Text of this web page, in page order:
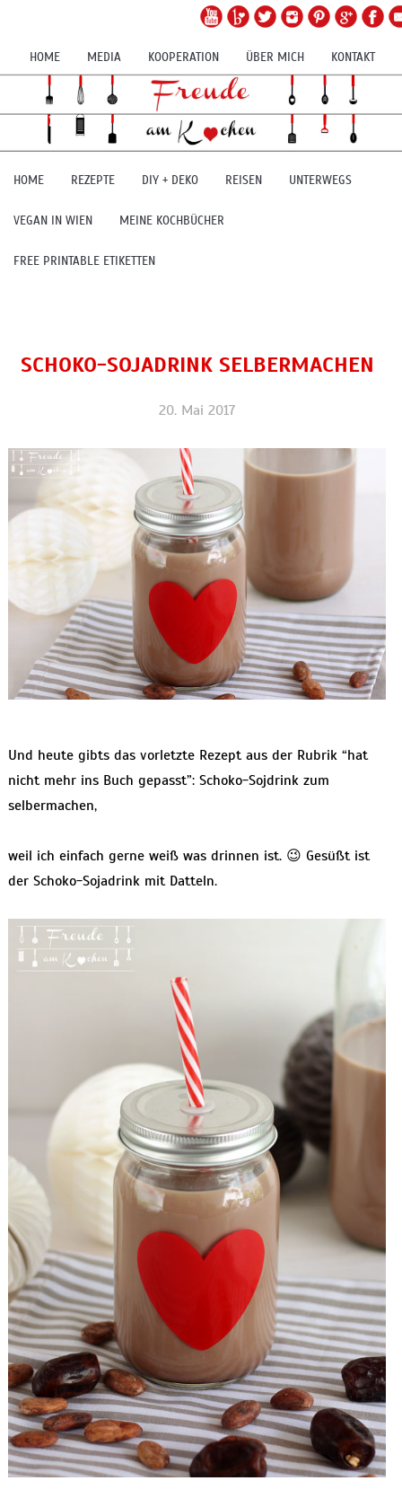
HOME MEDIA KOOPERATION ÜBER MICH KONTAKT
HOME REZEPTE DIY + DEKO REISEN UNTERWEGS
VEGAN IN WIEN MEINE KOCHBÜCHER
FREE PRINTABLE ETIKETTEN
SCHOKO-SOJADRINK SELBERMACHEN
20. Mai 2017
Und heute gibts das vorletzte Rezept aus der Rubrik “hat
nicht mehr ins Buch gepasst”: Schoko-Sojdrink zum
selbermachen,
weil ich einfach gerne weiß was drinnen ist. 😉 Gesüßt ist
der Schoko-Sojadrink mit Datteln.